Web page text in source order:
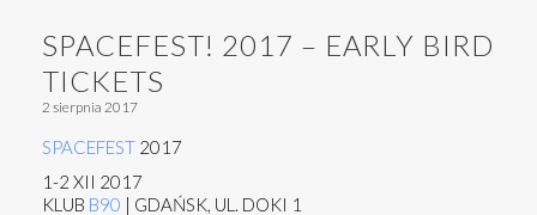
SPACEFEST! 2017 – EARLY BIRD
TICKETS
2 sierpnia 2017
SPACEFEST 2017
1-2 XII 2017
KLUB B90 | GDAŃSK, UL. DOKI 1